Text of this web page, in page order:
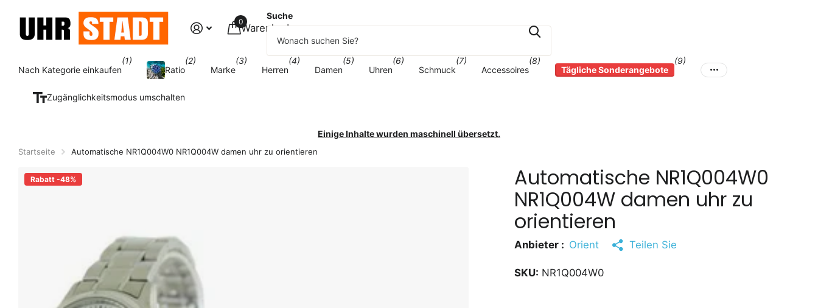
Suche
Warenkorb
0
Nach Kategorie einkaufen
(1)
Ratio
(2)
Marke
(3)
Herren
(4)
Damen
(5)
Uhren
(6)
Schmuck
(7)
Accessoires
(8)
Tägliche Sonderangebote
(9)
Zugänglichkeitsmodus umschalten
Einige Inhalte wurden maschinell übersetzt.
Startseite Automatische NR1Q004W0 NR1Q004W damen uhr zu orientieren
Rabatt -48%
Automatische NR1Q004W0
NR1Q004W damen uhr zu
orientieren
Anbieter : Orient Teilen Sie
SKU: NR1Q004W0